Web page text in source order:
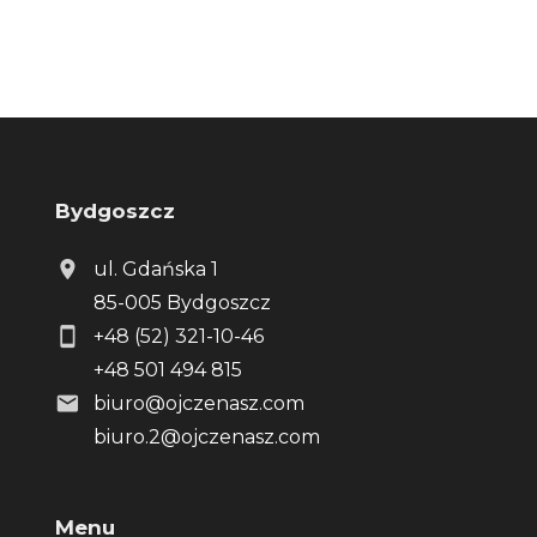
Bydgoszcz
ul. Gdańska 1
85-005 Bydgoszcz
+48 (52) 321-10-46
+48 501 494 815
biuro@ojczenasz.com
biuro.2@ojczenasz.com
Menu